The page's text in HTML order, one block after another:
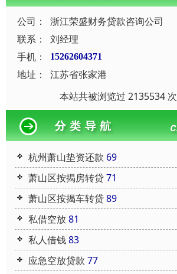
公司：
浙江荣盛财务贷款咨询公司
联系：
刘经理
手机：
15262604371
地址：
江苏省张家港
本站共被浏览过 2135534 次
杭州萧山垫资还款 69
萧山区按揭房转贷71
萧山区按揭车转贷89
私借空放81
私人借钱83
应急空放贷款 77